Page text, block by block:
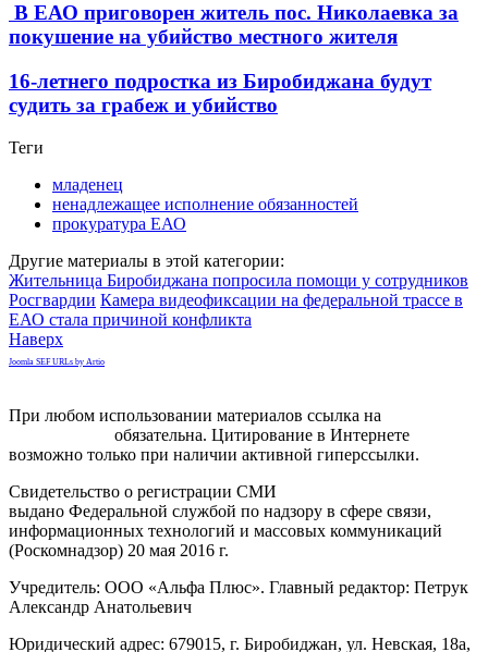
В ЕАО приговорен житель пос. Николаевка за
покушение на убийство местного жителя
16-летнего подростка из Биробиджана будут
судить за грабеж и убийство
Теги
младенец
ненадлежащее исполнение обязанностей
прокуратура ЕАО
Другие материалы в этой категории:
Жительница Биробиджана попросила помощи у сотрудников
Росгвардии Камера видеофиксации на федеральной трассе в
ЕАО стала причиной конфликта
Наверх
Joomla SEF URLs by Artio
При любом использовании материалов ссылка на
обязательна. Цитирование в Интернете
возможно только при наличии активной гиперссылки.
Свидетельство о регистрации СМИ
выдано Федеральной службой по надзору в сфере связи,
информационных технологий и массовых коммуникаций
(Роскомнадзор) 20 мая 2016 г.
Учредитель: ООО «Альфа Плюс». Главный редактор: Петрук
Александр Анатольевич
Юридический адрес: 679015, г. Биробиджан, ул. Невская, 18а,